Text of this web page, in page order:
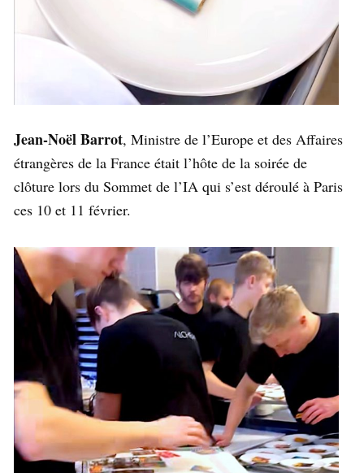
Jean-Noël Barrot, Ministre de l’Europe et des Affaires
étrangères de la France était l’hôte de la soirée de
clôture lors du Sommet de l’IA qui s’est déroulé à Paris
ces 10 et 11 février.